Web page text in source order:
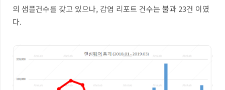
의 샘플건수를 갖고 있으나, 감염 리포트 건수는 불과 23건 이였
다.